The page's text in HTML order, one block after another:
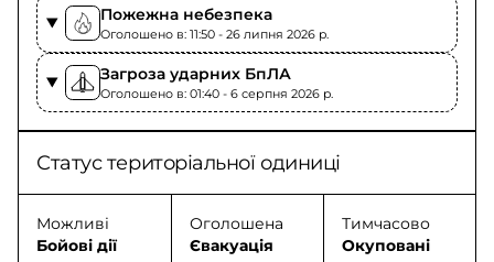
Пожежна небезпека
Оголошено в: 11:50 - 26 липня 2026 p.
Загроза ударних БпЛА
Оголошено в: 01:40 - 6 серпня 2026 p.
Статус територіальної одиниці
Можливі
Бойові дії
Оголошена
Євакуація
Тимчасово
Окуповані